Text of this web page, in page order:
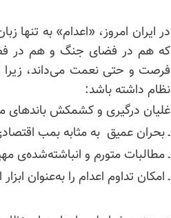
در ایران امروز، «اعدام» به تنها
که هم در فضای جنگ و هم در
فرصت و حتی نعمت می‌داند، زیرا
نظام داشته باشد:
غلیان درگیری و کشمکش باندهای
ـ بحران عمیق به مثابه بمب
ـ مطالبات متورم و انباشته‌شده‌ی
ـ امکان تداوم اعدام را به‌عنوان